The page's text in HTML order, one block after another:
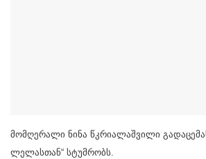
მომღერალი ნინა წკრიალაშვილი
ლელასთან“ სტუმრობს.